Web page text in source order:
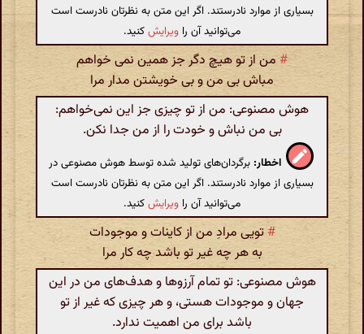
بسیاری از موارد نادرستند. اگر این متن به نظرتان نادرست است
می‌توانید آن را ویرایشکنید.
# من از تو هیچ دگر جز همین نمی خواهم
مباش بی من و بی خویشتن مدار مرا
هوش مصنوعی: من از تو چیزی جز این نمی‌خواهم:
بی من نباش و خودت را از من جدا نکن.
اخطار: برگردان‌های تولید شده توسط هوش مصنوعی در
بسیاری از موارد نادرستند. اگر این متن به نظرتان نادرست است
می‌توانید آن را ویرایشکنید.
# تویی مرادِ من از کاینات و موجودات
به هر چه غیر تو باشد چه کار مرا
هوش مصنوعی: تو تمام آرزوها و هدف‌های من در این
جهان و موجودات هستی، و هر چیزی که غیر از تو
باشد برای من اهمیت ندارد.